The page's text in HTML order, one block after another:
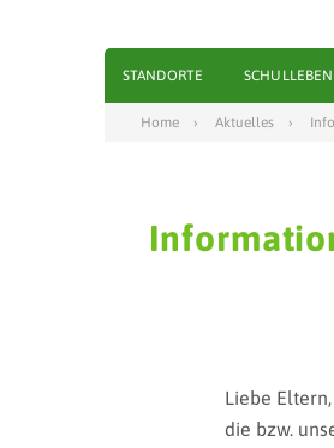
STANDORTE SCHULLEBEN
Home Aktuelles
Liebe Eltern,
die bzw.